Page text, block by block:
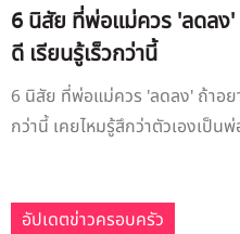
6 นิสัย ที่พ่อแม่ควร 'ลดลง'
ดี เรียนรู้เร็วกว่านี้
6 นิสัย ที่พ่อแม่ควร 'ลดลง' ถ้าอย
กว่านี้ เคยไหมรู้สึกว่าตัวเองเป็น
อัปเดตข่าวครอบครัว